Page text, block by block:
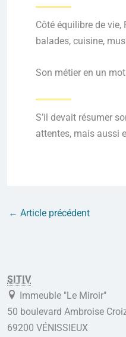
Côté équilibre de
balades, cuisine,
Son métier en un
S’il devait résumer
attentes, mais aussi
← Article précédent
SITIV
Immeuble "Le Miroir"
50 boulevard Ambroise
69200 VÉNISSIEUX